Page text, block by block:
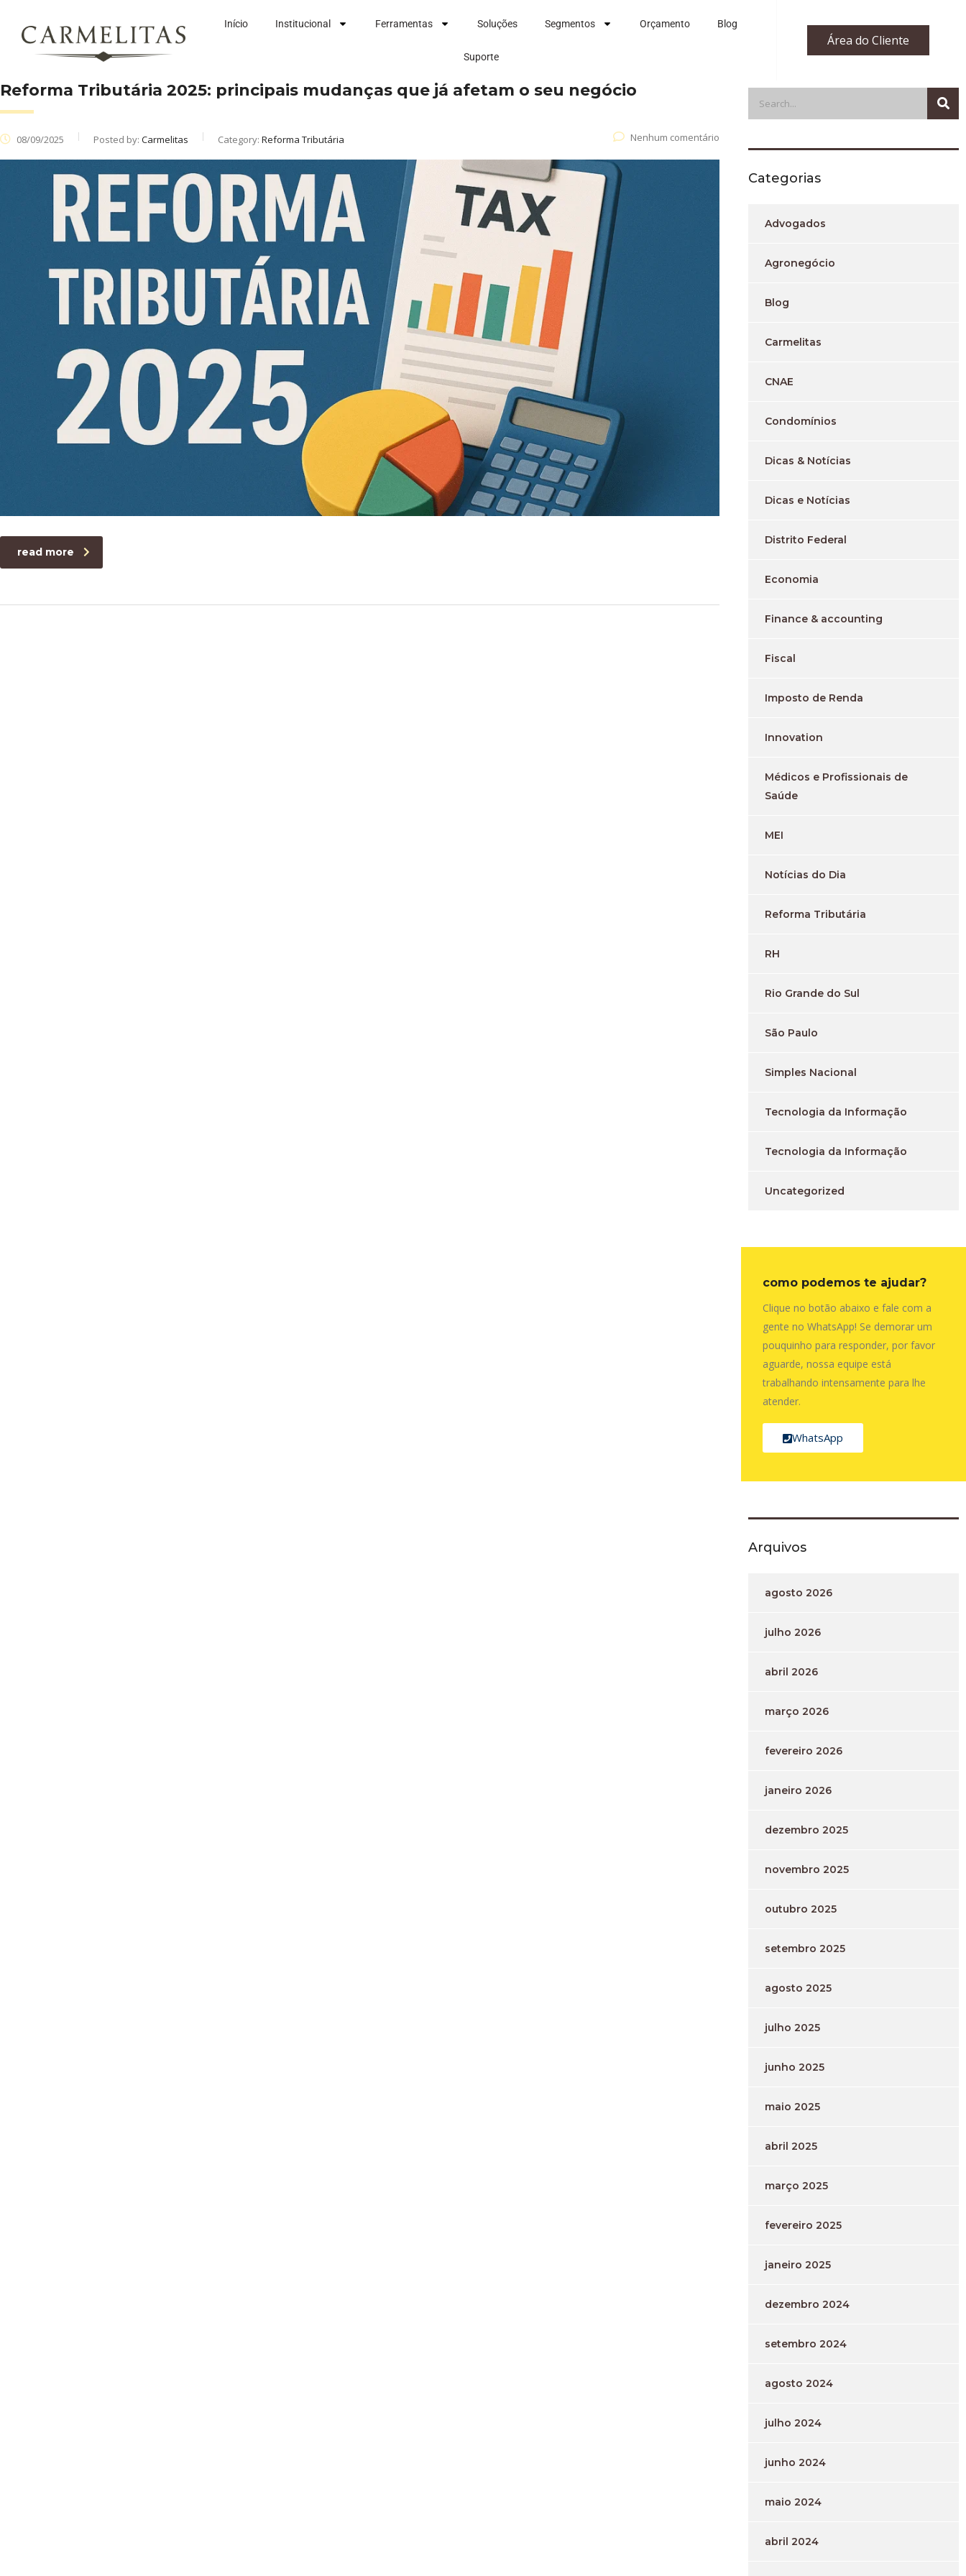
Início Institucional Ferramentas Soluções Segmentos Orçamento Blog
Suporte
Área do Cliente
Reforma Tributária 2025: principais mudanças que já afetam o seu negócio
08/09/2025 Posted by: Carmelitas Category: Reforma Tributária Nenhum comentário
read more
Categorias
Advogados
Agronegócio
Blog
Carmelitas
CNAE
Condomínios
Dicas & Notícias
Dicas e Notícias
Distrito Federal
Economia
Finance & accounting
Fiscal
Imposto de Renda
Innovation
Médicos e Profissionais de
Saúde
MEI
Notícias do Dia
Reforma Tributária
RH
Rio Grande do Sul
São Paulo
Simples Nacional
Tecnologia da Informação
Tecnologia da Informação
Uncategorized
como podemos te ajudar?
Clique no botão abaixo e fale com a
gente no WhatsApp! Se demorar um
pouquinho para responder, por favor
aguarde, nossa equipe está
trabalhando intensamente para lhe
atender.
WhatsApp
Arquivos
agosto 2026
julho 2026
abril 2026
março 2026
fevereiro 2026
janeiro 2026
dezembro 2025
novembro 2025
outubro 2025
setembro 2025
agosto 2025
julho 2025
junho 2025
maio 2025
abril 2025
março 2025
fevereiro 2025
janeiro 2025
dezembro 2024
setembro 2024
agosto 2024
julho 2024
junho 2024
maio 2024
abril 2024